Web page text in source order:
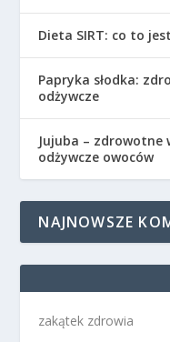
Dieta SIRT: co to
Papryka słodka:
odżywcze
Jujuba – zdrowotne
odżywcze owoców
NAJNOWSZE
zakątek zdrowia